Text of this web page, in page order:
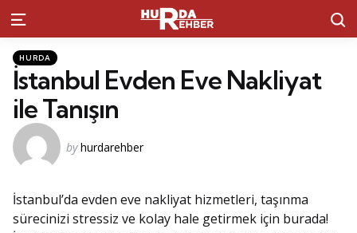
Menu
Kategoriler
Posted
in
HURDA
İstanbul Evden Eve Nakliyat
ile Tanışın
Posted
by hurdarehber
İstanbul’da evden eve nakliyat hizmetleri, taşınma
sürecinizi stressiz ve kolay hale getirmek için burada!